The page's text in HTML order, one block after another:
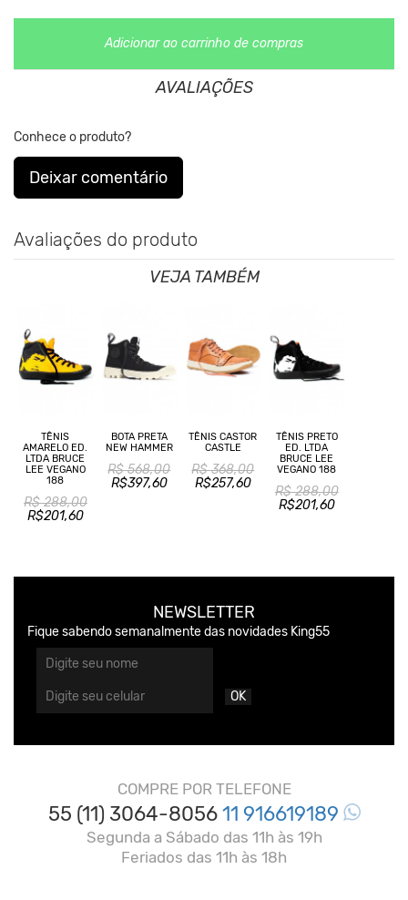
Adicionar ao carrinho de compras
AVALIAÇÕES
Conhece o produto?
Deixar comentário
Avaliações do produto
VEJA TAMBÉM
TÊNIS
AMARELO ED.
LTDA BRUCE
LEE VEGANO
188
R$ 288,00
R$201,60
BOTA PRETA
NEW HAMMER
R$ 568,00
R$397,60
TÊNIS CASTOR
CASTLE
R$ 368,00
R$257,60
TÊNIS PRETO
ED. LTDA
BRUCE LEE
VEGANO 188
R$ 288,00
R$201,60
NEWSLETTER
Fique sabendo semanalmente das novidades King55
OK
COMPRE POR TELEFONE
55 (11) 3064-805611 916619189
Segunda a Sábado das 11h às 19h
Feriados das 11h às 18h